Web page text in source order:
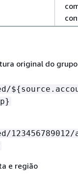
original do
${
e região